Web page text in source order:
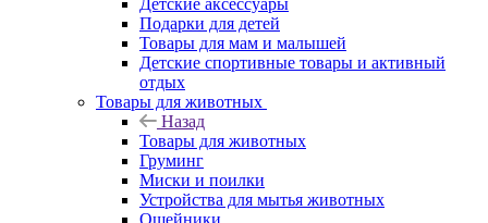
Детские аксессуары
Подарки для детей
Товары для мам и малышей
Детские спортивные товары и активный
отдых
Товары для животных
Назад
Товары для животных
Груминг
Миски и поилки
Устройства для мытья животных
Ошейники